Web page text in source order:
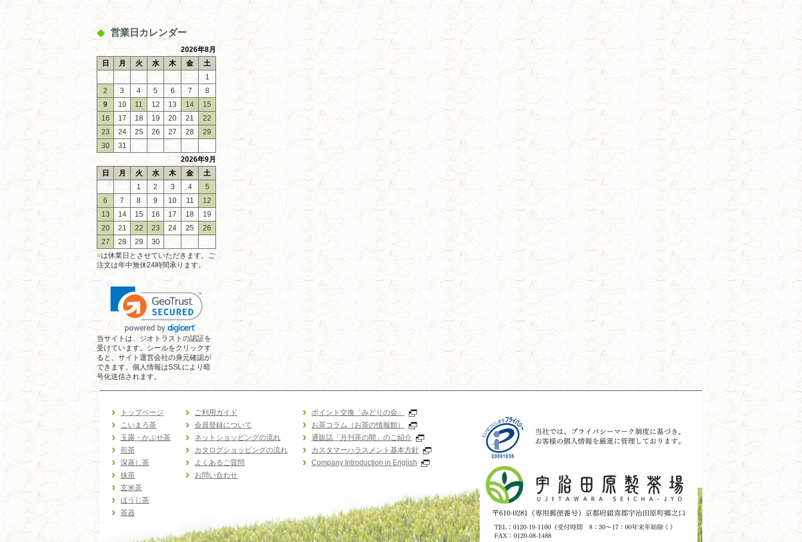
営業日カレンダー
2026年8月
日
月 火 水 木 金
土
1
2
3 4 5 6 7
8
9
10 11 12 13 14
15
16
17 18 19 20 21
22
23
24 25 26 27 28
29
30
31
2026年9月
日
月 火 水 木 金
土
1
2 3 4
5
6
7 8 9 10 11
12
13
14 15 16 17 18
19
20
21 22 23 24 25
26
27
28 29
30
■は休業日とさせていただきます。ご
注文は年中無休24時間承ります。
当サイトは、ジオトラストの認証を
受けています。シールをクリックす
ると、サイト運営会社の身元確認が
できます。個人情報はSSLにより暗
号化送信されます。
トップページ
こいまろ茶
玉露・かぶせ茶
煎茶
深蒸し茶
抹茶
玄米茶
ほうじ茶
茶器
ご利用ガイド
会員登録について
ネットショッピングの流れ
カタログショッピングの流れ
よくあるご質問
お問い合わせ
ポイント交換「みどりの会」
お茶コラム（お茶の情報館）
通販誌「月刊茶の間」のご紹介
カスタマーハラスメント基本方針
Company Introduction in English